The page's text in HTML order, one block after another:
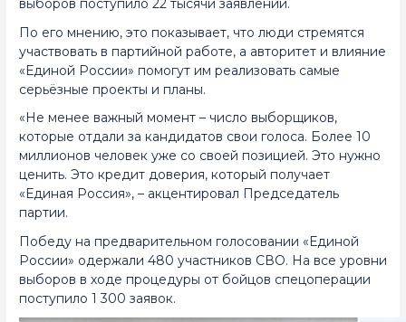
выборов поступило 22 тысячи заявлений.
По его мнению, это показывает, что люди стремятся
участвовать в партийной работе, а авторитет и влияние
«Единой России» помогут им реализовать самые
серьёзные проекты и планы.
«Не менее важный момент – число выборщиков,
которые отдали за кандидатов свои голоса. Более 10
миллионов человек уже со своей позицией. Это нужно
ценить. Это кредит доверия, который получает
«Единая Россия», – акцентировал Председатель
партии.
Победу на предварительном голосовании «Единой
России» одержали 480 участников СВО. На все уровни
выборов в ходе процедуры от бойцов спецоперации
поступило 1 300 заявок.